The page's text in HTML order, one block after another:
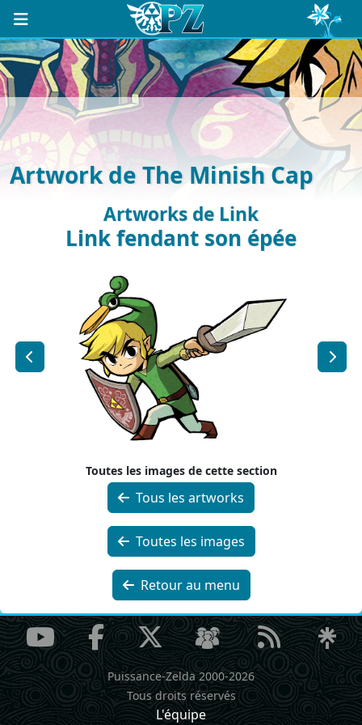
Artwork de The Minish Cap
Artworks de Link
Link fendant son épée
Toutes les images de cette section
Tous les artworks
Toutes les images
Retour au menu
Puissance-Zelda 2000-2026
Tous droits réservés
L'équipe